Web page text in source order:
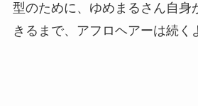
型のために、ゆめまるさん自身
きるまで、アフロヘアーは続く